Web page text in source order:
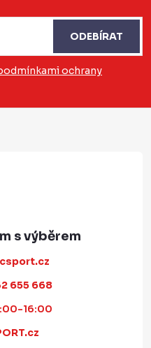
ochrany
ODEBÍRAT
655 668
16:00